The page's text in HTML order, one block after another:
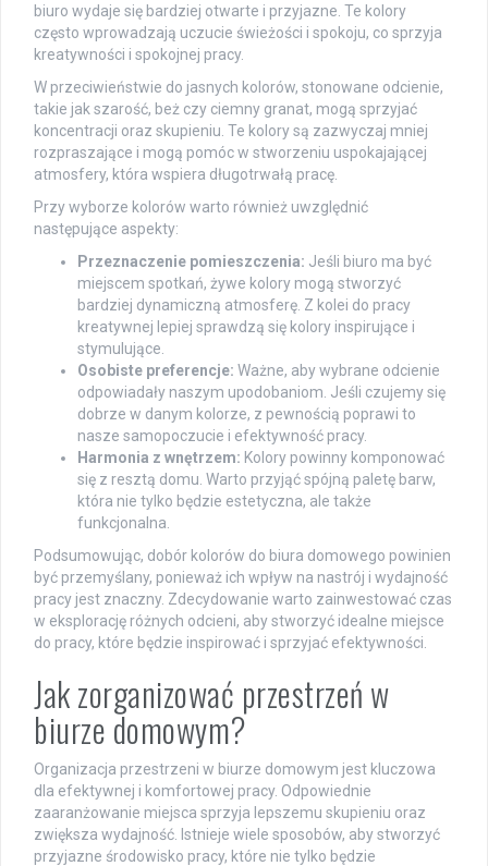
biuro wydaje się bardziej otwarte i przyjazne. Te kolory
często wprowadzają uczucie świeżości i spokoju, co sprzyja
kreatywności i spokojnej pracy.
W przeciwieństwie do jasnych kolorów, stonowane odcienie,
takie jak szarość, beż czy ciemny granat, mogą sprzyjać
koncentracji oraz skupieniu. Te kolory są zazwyczaj mniej
rozpraszające i mogą pomóc w stworzeniu uspokajającej
atmosfery, która wspiera długotrwałą pracę.
Przy wyborze kolorów warto również uwzględnić
następujące aspekty:
Przeznaczenie pomieszczenia: Jeśli biuro ma być
miejscem spotkań, żywe kolory mogą stworzyć
bardziej dynamiczną atmosferę. Z kolei do pracy
kreatywnej lepiej sprawdzą się kolory inspirujące i
stymulujące.
Osobiste preferencje: Ważne, aby wybrane odcienie
odpowiadały naszym upodobaniom. Jeśli czujemy się
dobrze w danym kolorze, z pewnością poprawi to
nasze samopoczucie i efektywność pracy.
Harmonia z wnętrzem: Kolory powinny komponować
się z resztą domu. Warto przyjąć spójną paletę barw,
która nie tylko będzie estetyczna, ale także
funkcjonalna.
Podsumowując, dobór kolorów do biura domowego powinien
być przemyślany, ponieważ ich wpływ na nastrój i wydajność
pracy jest znaczny. Zdecydowanie warto zainwestować czas
w eksplorację różnych odcieni, aby stworzyć idealne miejsce
do pracy, które będzie inspirować i sprzyjać efektywności.
Jak zorganizować przestrzeń w
biurze domowym?
Organizacja przestrzeni w biurze domowym jest kluczowa
dla efektywnej i komfortowej pracy. Odpowiednie
zaaranżowanie miejsca sprzyja lepszemu skupieniu oraz
zwiększa wydajność. Istnieje wiele sposobów, aby stworzyć
przyjazne środowisko pracy, które nie tylko będzie